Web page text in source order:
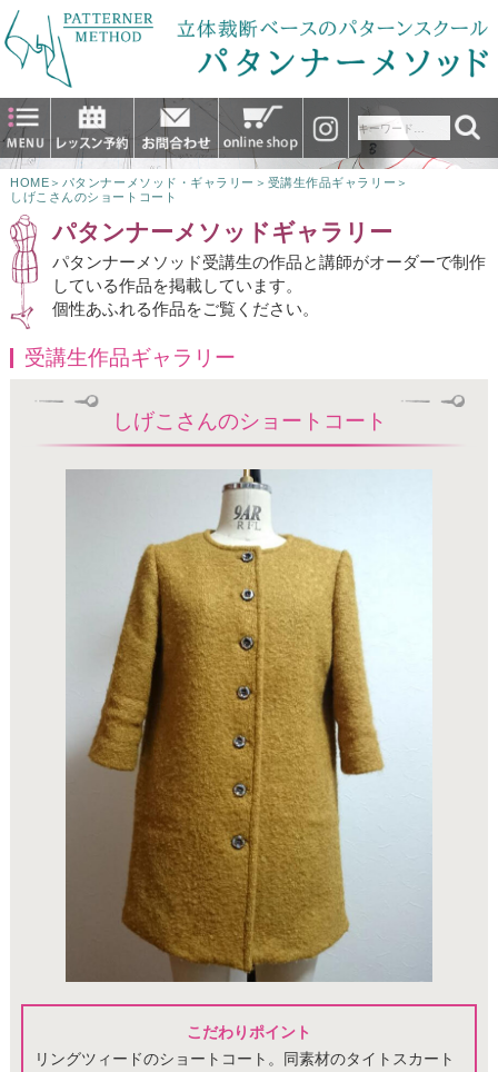
HOME ＞ パタンナーメソッド・ギャラリー ＞ 受講生作品ギャラリー ＞
しげこさんのショートコート
パタンナーメソッドギャラリー
パタンナーメソッド受講生の作品と講師がオーダーで制作
している作品を掲載しています。
個性あふれる作品をご覧ください。
受講生作品ギャラリー
しげこさんのショートコート
こだわりポイント
リングツィードのショートコート。同素材のタイトスカート